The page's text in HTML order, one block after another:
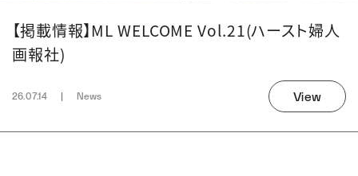
【掲載情報】ML WELCOME Vol.21(ハースト婦人
画報社)
26.07.14 News View